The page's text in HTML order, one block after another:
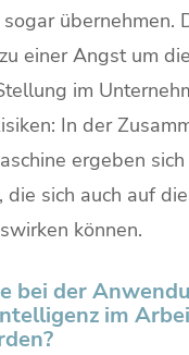
übernehmen.
einer Angst um
im
In der
ergeben
die sich auch auf
können.
bei der
im